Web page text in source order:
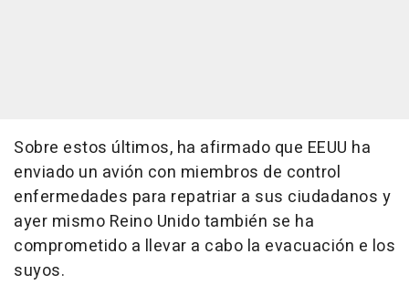
Sobre estos últimos, ha afirmado que EEUU ha
enviado un avión con miembros de control
enfermedades para repatriar a sus ciudadanos y
ayer mismo Reino Unido también se ha
comprometido a llevar a cabo la evacuación e los
suyos.